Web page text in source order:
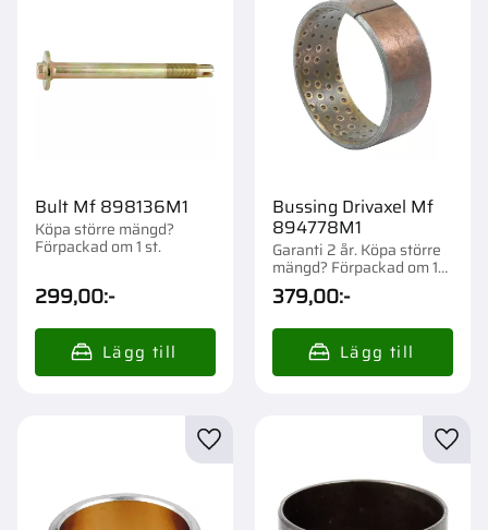
Bult Mf 898136M1
Köpa större mängd?
Förpackad om 1 st.
299,00:-
Bussing Drivaxel Mf
894778M1
Garanti 2 år. Köpa större
mängd? Förpackad om 1
st.
379,00:-
Lägg till i favoriter